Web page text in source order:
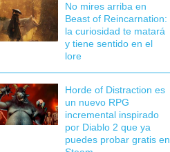
No mires arriba en
Beast of Reincarnation:
la curiosidad te matará
y tiene sentido en el
lore
Horde of Distraction es
un nuevo RPG
incremental inspirado
por Diablo 2 que ya
puedes probar gratis en